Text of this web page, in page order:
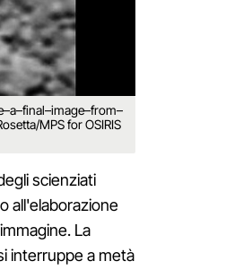
MPS for OSIRIS
scienziati
all'elaborazione
La
interruppe a metà